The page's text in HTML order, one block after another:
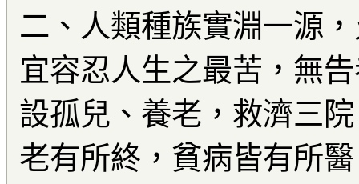
二、人類種族實淵一源
宜容忍人生之最苦，無
設孤兒、養老，救濟三
老有所終，貧病皆有所